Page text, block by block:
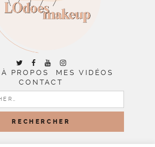
À PROPOS
MES VIDÉOS
CONTACT
RECHERCHER :